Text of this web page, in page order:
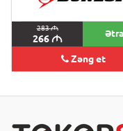
283M
266M
Zəng et